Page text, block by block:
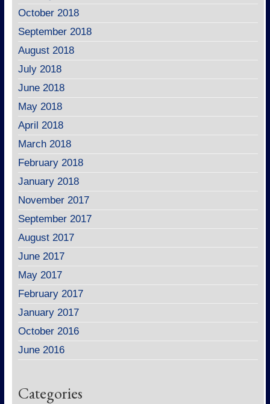
October 2018
September 2018
August 2018
July 2018
June 2018
May 2018
April 2018
March 2018
February 2018
January 2018
November 2017
September 2017
August 2017
June 2017
May 2017
February 2017
January 2017
October 2016
June 2016
Categories